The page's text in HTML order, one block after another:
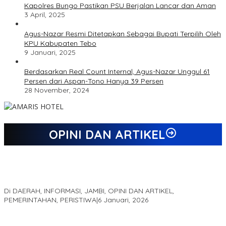
Kapolres Bungo Pastikan PSU Berjalan Lancar dan Aman
3 April, 2025
Agus-Nazar Resmi Ditetapkan Sebagai Bupati Terpilih Oleh
KPU Kabupaten Tebo
9 Januari, 2025
Berdasarkan Real Count Internal, Agus-Nazar Unggul 61
Persen dari Aspan-Tono Hanya 39 Persen
28 November, 2024
OPINI DAN ARTIKEL
Di DAERAH, INFORMASI, JAMBI, OPINI DAN ARTIKEL,
PEMERINTAHAN, PERISTIWA|6 Januari, 2026